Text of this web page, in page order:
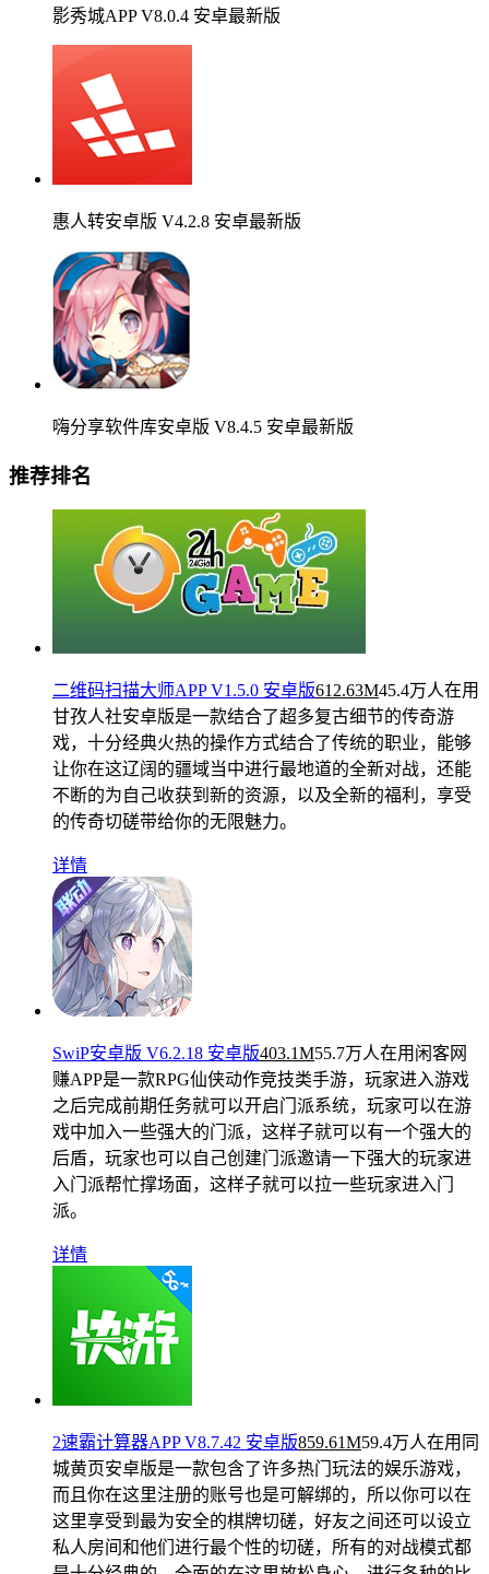
影秀城APP V8.0.4 安卓最新版
惠人转安卓版 V4.2.8 安卓最新版
嗨分享软件库安卓版 V8.4.5 安卓最新版
推荐排名
二维码扫描大师APP V1.5.0 安卓版612.63M45.4万人在用
甘孜人社安卓版是一款结合了超多复古细节的传奇游
戏，十分经典火热的操作方式结合了传统的职业，能够
让你在这辽阔的疆域当中进行最地道的全新对战，还能
不断的为自己收获到新的资源，以及全新的福利，享受
的传奇切磋带给你的无限魅力。
详情
SwiP安卓版 V6.2.18 安卓版403.1M55.7万人在用 闲客网
赚APP是一款RPG仙侠动作竞技类手游，玩家进入游戏
之后完成前期任务就可以开启门派系统，玩家可以在游
戏中加入一些强大的门派，这样子就可以有一个强大的
后盾，玩家也可以自己创建门派邀请一下强大的玩家进
入门派帮忙撑场面，这样子就可以拉一些玩家进入门
派。
详情
2速霸计算器APP V8.7.42 安卓版859.61M59.4万人在用 同
城黄页安卓版是一款包含了许多热门玩法的娱乐游戏，
而且你在这里注册的账号也是可解绑的，所以你可以在
这里享受到最为安全的棋牌切磋，好友之间还可以设立
私人房间和他们进行最个性的切磋，所有的对战模式都